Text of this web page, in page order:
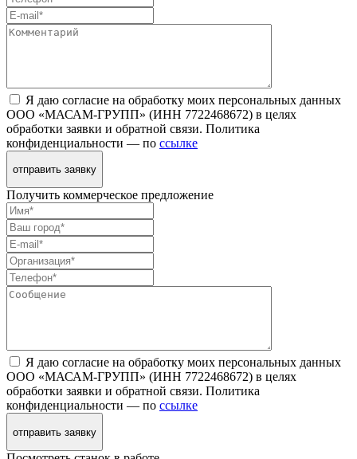
Я даю согласие на обработку моих персональных данных
ООО «МАСАМ-ГРУПП» (ИНН 7722468672) в целях
обработки заявки и обратной связи. Политика
конфиденциальности — по ссылке
отправить заявку
Получить коммерческое предложение
Я даю согласие на обработку моих персональных данных
ООО «МАСАМ-ГРУПП» (ИНН 7722468672) в целях
обработки заявки и обратной связи. Политика
конфиденциальности — по ссылке
отправить заявку